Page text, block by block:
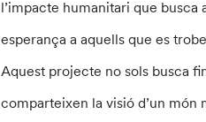
l’impacte humanitari que
esperança a aquells que es
Aquest projecte no sols busca
comparteixen la visió d’un món